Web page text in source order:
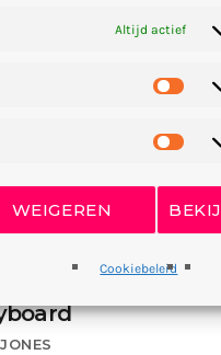
Altijd actief
WEIGEREN
Cookiebeleid
PACK